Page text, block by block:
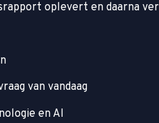
oplevert en daarna
van vandaag
en AI